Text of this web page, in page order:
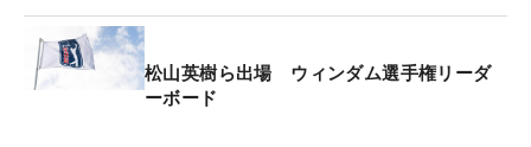
表情は厳しいままだった。
緊張感とともに過ごした2日間だった。「もちろ
松山英樹ら出場 ウィンダム選手権リーダ
ーボード